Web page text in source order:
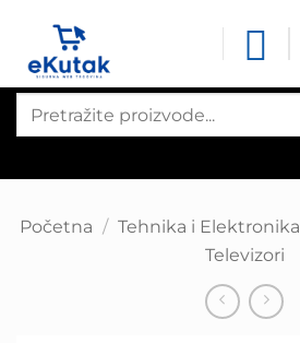
content
search
Početna / Tehnika i Elektronika
Televizori